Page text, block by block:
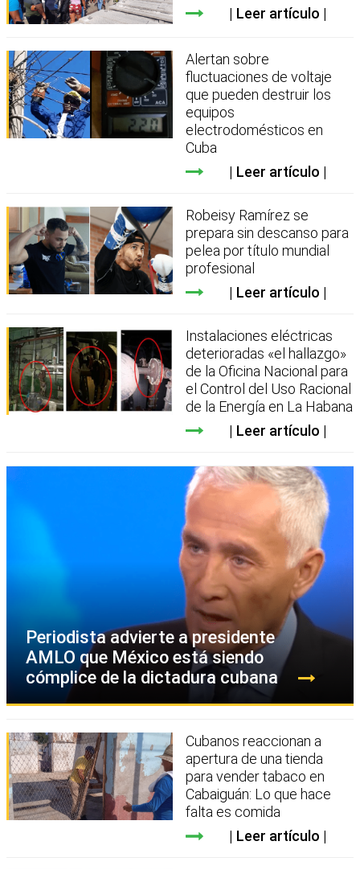
Leer artículo
Alertan sobre
fluctuaciones de voltaje
que pueden destruir los
equipos
electrodomésticos en
Cuba
Leer artículo
Robeisy Ramírez se
prepara sin descanso para
pelea por título mundial
profesional
Leer artículo
Instalaciones eléctricas
deterioradas «el hallazgo»
de la Oficina Nacional para
el Control del Uso Racional
de la Energía en La Habana
Leer artículo
Periodista advierte a presidente
AMLO que México está siendo
cómplice de la dictadura cubana
Cubanos reaccionan a
apertura de una tienda
para vender tabaco en
Cabaiguán: Lo que hace
falta es comida
Leer artículo